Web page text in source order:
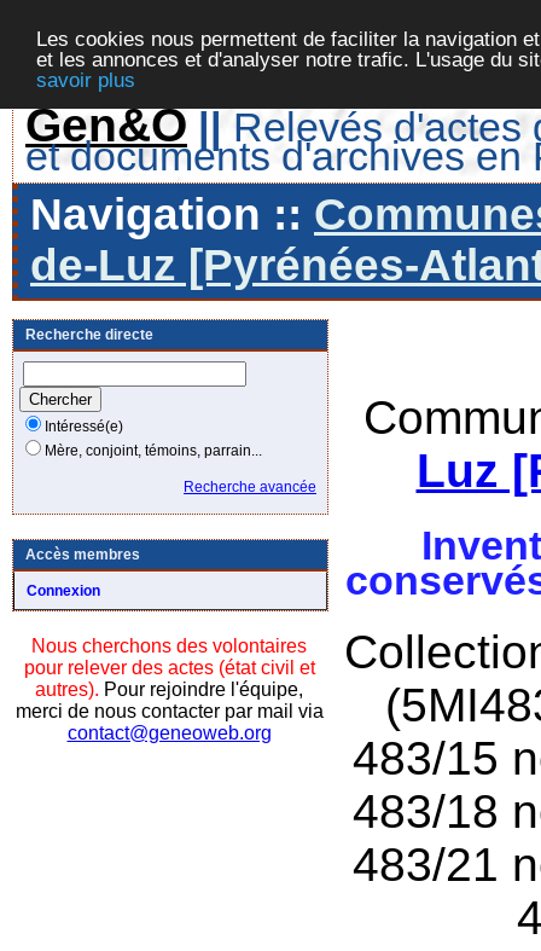
Les cookies nous permettent de faciliter la navigation
et les annonces et d'analyser notre trafic. L'usage du
savoir plus
Gen&O || Relevés d'actes
et documents d'archives en
Navigation ::
de-Luz [Pyrénées-
Recherche directe
Intéressé(e)
Mère, conjoint, témoins, parrain...
Recherche avancée
Accès membres
Connexion
Nous cherchons des volontaires
pour relever des actes (état civil et
autres). Pour rejoindre l'équipe,
merci de nous contacter par mail via
contact@geneoweb.org
Luz
483/15
483/18
483/21